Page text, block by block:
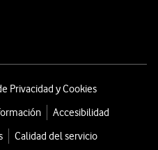
Privacidad y Cookies
Accesibilidad
Calidad del servicio